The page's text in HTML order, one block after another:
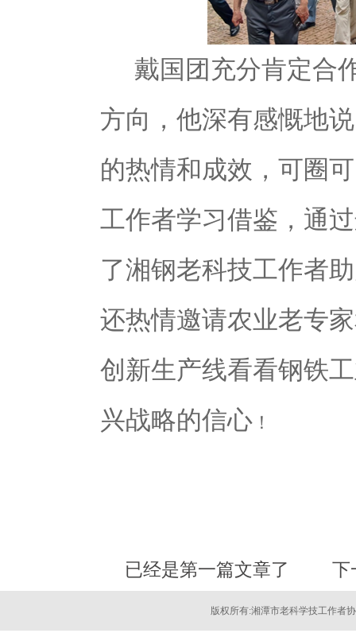
戴国团充分肯定合
方向，他深有感慨地
的热情和成效，可圈
工作者学习借鉴，通
了湘钢老科技工作者
还热情邀请农业老专
创新生产线看看钢铁
兴战略的信心 ！
已经是第一篇文章了 下
版权所有:湘潭市老科学技工作者